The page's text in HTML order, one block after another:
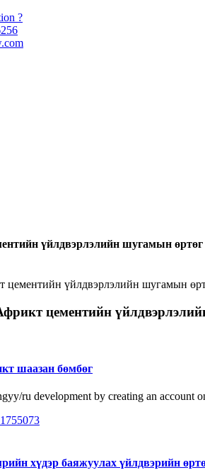
?
үйлдвэрлэлийн шугамын өртөг
цементийн үйлдвэрлэлийн шугамын
цементийн
шаазан бөмбөг
ru development by creating an account
хүдэр баяжуулах үйлдвэрийн